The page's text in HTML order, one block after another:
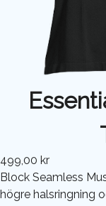
499,00 kr
Block Seamless
högre halsringning